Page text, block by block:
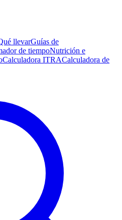
llevarGuías de
de tiempoNutrición e
Calculadora ITRACalculadora de